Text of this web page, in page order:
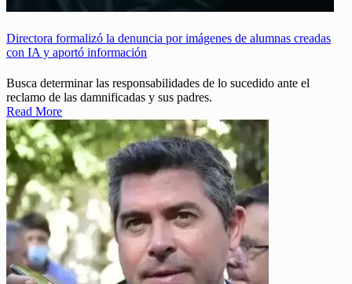
Directora formalizó la denuncia por imágenes de alumnas creadas
con IA y aportó información
Busca determinar las responsabilidades de lo sucedido ante el
reclamo de las damnificadas y sus padres.
Read More